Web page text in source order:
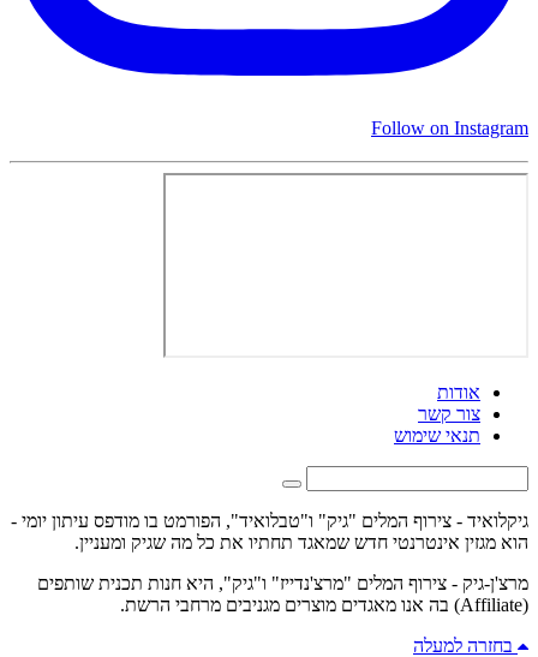
Follow on Instagram
אודות
צור קשר
תנאי שימוש
גיקלואיד - צירוף המלים "גיק" ו"טבלואיד", הפורמט בו מודפס עיתון יומי -
הוא מגזין אינטרנטי חדש שמאגד תחתיו את כל מה שגיק ומעניין.
מרצ'ן-גיק - צירוף המלים "מרצ'נדייז" ו"גיק", היא חנות תכנית שותפים
(Affiliate) בה אנו מאגדים מוצרים מגניבים מרחבי הרשת.
בחזרה למעלה